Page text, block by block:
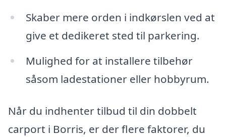
Skaber mere orden i indkørslen ved at
give et dedikeret sted til parkering.
Mulighed for at installere tilbehør
såsom ladestationer eller hobbyrum.
Når du indhenter tilbud til din dobbelt
carport i Borris, er der flere faktorer, du